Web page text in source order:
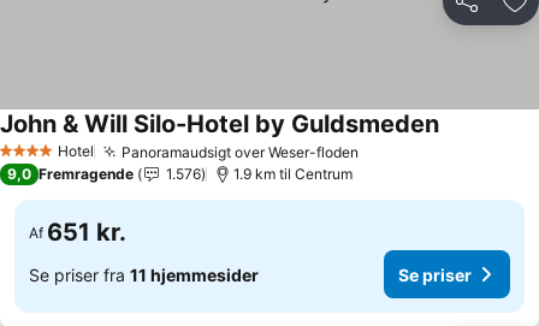
Del
4 StjernerHotel Panoramaudsigt over Weser-floden
John & Will Silo-Hotel by Guldsmeden
9,0 Fremragende 1.576 1.9 km til Centrum
Af 651 kr.
Se priser fra 11 hjemmesider Se priser